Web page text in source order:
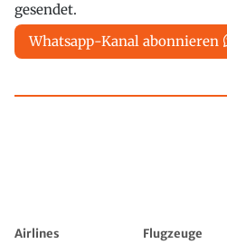
gesendet.
Whatsapp-Kanal abonnieren
Airlines Flugzeuge